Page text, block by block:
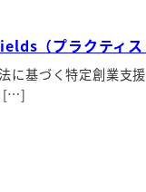
（プラクティス
に基づく特定創業支
[…]